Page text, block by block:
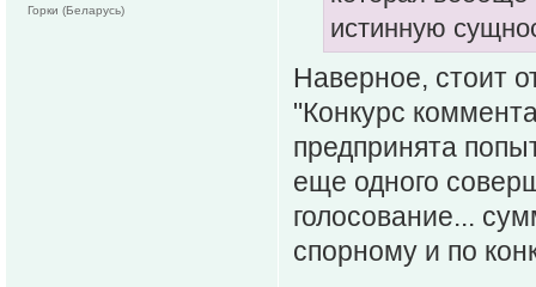
истинную
Наверное, стоит
"Конкурс
предпринята
еще одного
голосование...
спорному и по
Горки (Беларусь)